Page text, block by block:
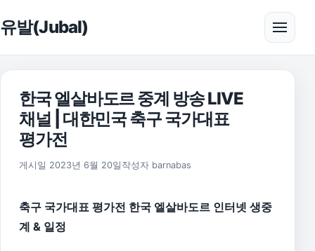
유발(Jubal) 메뉴
한국 엘살바도르 중계 방송 LIVE
채널 | 대한민국 축구 국가대표
평가전
게시일 2023년 6월 20일 2026년 8월 1일
작성자 barnabas
축구 국가대표 평가전 한국 엘살바도르 인터넷 생중
계 & 일정